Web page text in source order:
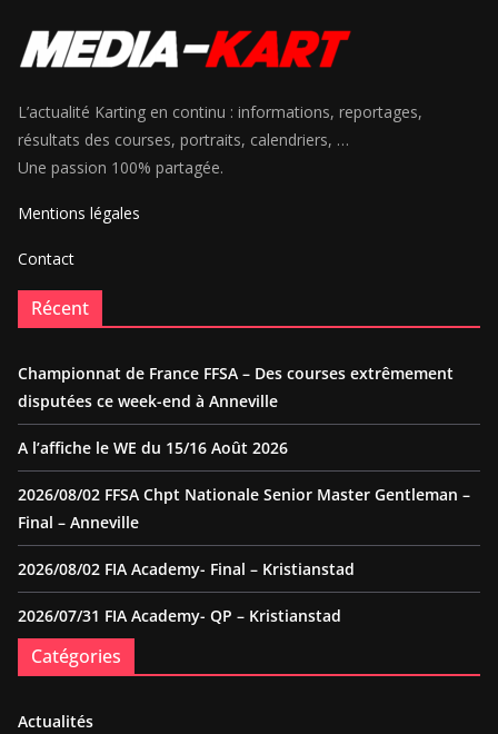
L’actualité Karting en continu : informations, reportages,
résultats des courses, portraits, calendriers, …
Une passion 100% partagée.
Mentions légales
Contact
Récent
Championnat de France FFSA – Des courses extrêmement
disputées ce week-end à Anneville
A l’affiche le WE du 15/16 Août 2026
2026/08/02 FFSA Chpt Nationale Senior Master Gentleman –
Final – Anneville
2026/08/02 FIA Academy- Final – Kristianstad
2026/07/31 FIA Academy- QP – Kristianstad
Catégories
Actualités